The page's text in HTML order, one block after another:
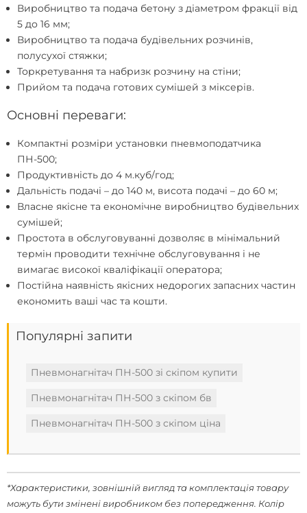
Виробництво та подача бетону з діаметром фракції від
5 до 16 мм;
Виробництво та подача будівельних розчинів,
полусухої стяжки;
Торкретування та набризк розчину на стіни;
Прийом та подача готових сумішей з міксерів.
Основні переваги:
Компактні розміри установки пневмоподатчика
ПН-500;
Продуктивність до 4 м.куб/год;
Дальність подачі – до 140 м, висота подачі – до 60 м;
Власне якісне та економічне виробництво будівельних
сумішей;
Простота в обслуговуванні дозволяє в мінімальний
термін проводити технічне обслуговування і не
вимагає високої кваліфікації оператора;
Постійна наявність якісних недорогих запасних частин
економить ваші час та кошти.
Популярні запити
Пневмонагнітач ПН-500 зі скіпом купити
Пневмонагнітач ПН-500 з скіпом бв
Пневмонагнітач ПН-500 з скіпом ціна
*Характеристики, зовнішній вигляд та комплектація товару
можуть бути змінені виробником без попередження. Колір